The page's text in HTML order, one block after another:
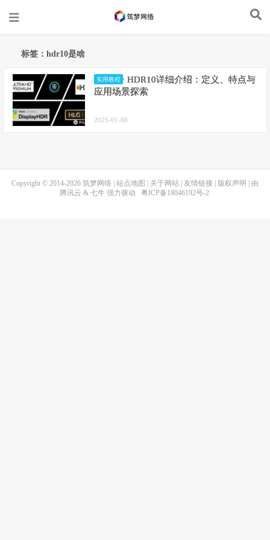
标签：hdr10是啥
实用教程
HDR10详细介绍：定义、特点与
应用场景探索
2025-01-08
Copyright © 2014-2026 筑梦网络 站点地图 关于网站 友情链接 版权声明
| 由
腾讯云 & 七牛强力驱动 粤ICP备18046192号-2